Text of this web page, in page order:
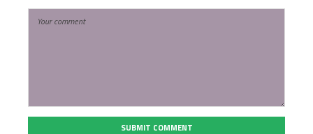
SUBMIT COMMENT